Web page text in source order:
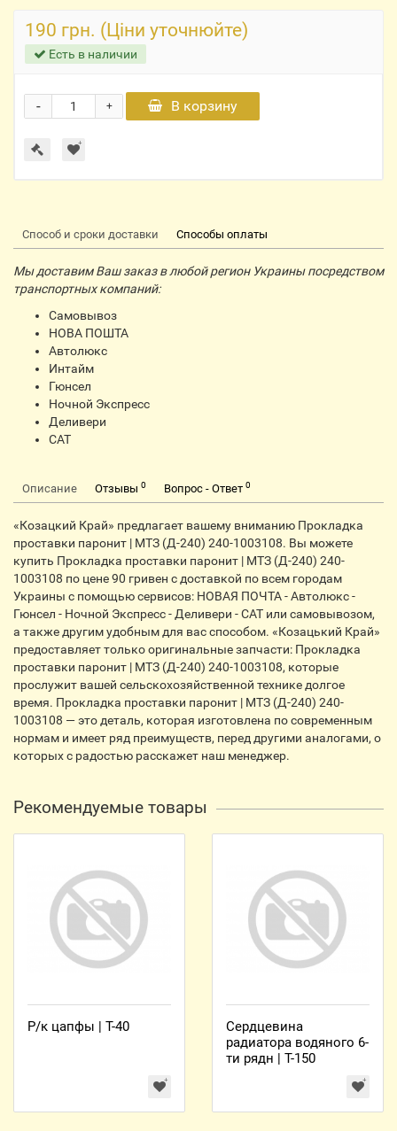
190 грн. (Ціни уточнюйте)
Есть в наличии
+
- В корзину
Способ и сроки доставки Способы оплаты
Мы доставим Ваш заказ в любой регион Украины посредством
транспортных компаний:
Самовывоз
НОВА ПОШТА
Автолюкс
Интайм
Гюнсел
Ночной Экспресс
Деливери
CАТ
Описание Отзывы 0 Вопрос - Ответ 0
«Козацкий Край» предлагает вашему вниманию Прокладка
проставки паронит | МТЗ (Д-240) 240-1003108. Вы можете
купить Прокладка проставки паронит | МТЗ (Д-240) 240-
1003108 по цене 90 гривен с доставкой по всем городам
Украины с помощью сервисов: НОВАЯ ПОЧТА - Автолюкс -
Гюнсел - Ночной Экспресс - Деливери - CАТ или самовывозом,
а также другим удобным для вас способом. «Козацький Край»
предоставляет только оригинальные запчасти: Прокладка
проставки паронит | МТЗ (Д-240) 240-1003108, которые
прослужит вашей сельскохозяйственной технике долгое
время. Прокладка проставки паронит | МТЗ (Д-240) 240-
1003108 — это деталь, которая изготовлена по современным
нормам и имеет ряд преимуществ, перед другими аналогами, о
которых с радостью расскажет наш менеджер.
Рекомендуемые товары
Р/к цапфы | Т-40
Сердцевина
радиатора водяного 6-
ти рядн | Т-150